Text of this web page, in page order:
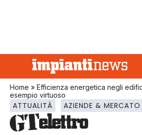
Home » Efficienza energetica negli
esempio virtuoso
ATTUALITÀ AZIENDE & MERCATO